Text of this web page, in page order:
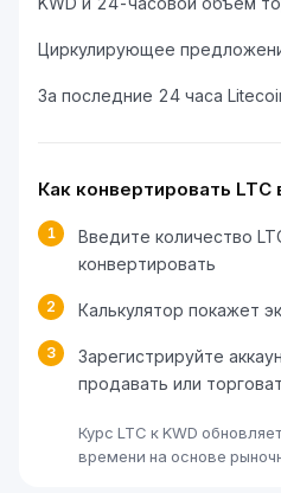
Циркулирующее
За последние 24 часа
Как конвертировать LTC
1
Введите количество
конвертировать
2 Калькулятор покажет
3
Зарегистрируйте
продавать или
Курс LTC к KWD
времени на основе